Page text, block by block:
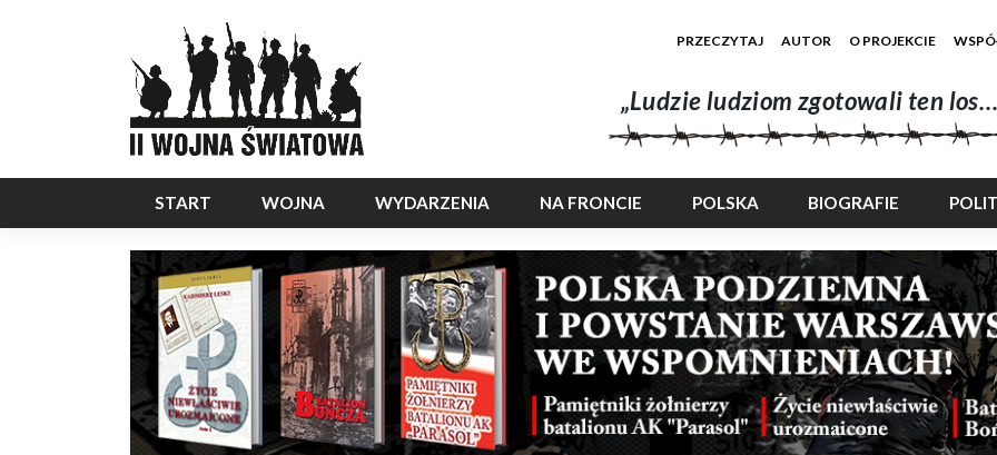
PRZECZYTAJ AUTOR O PROJEKCIE
„Ludzie ludziom zgotowali ten
START WOJNA WYDARZENIA NA FRONCIE POLSKA BIOGRAFIE